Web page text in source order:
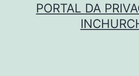
PORTAL DA